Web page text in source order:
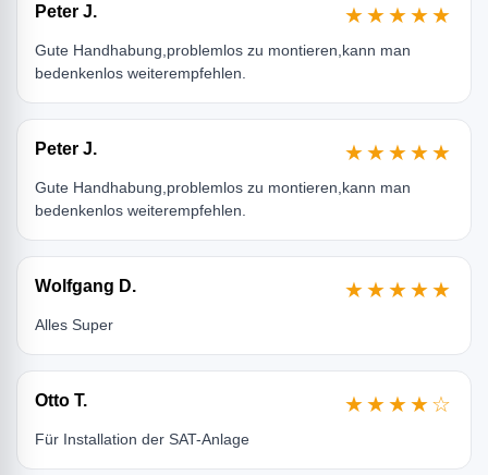
Peter J. ★★★★★
Gute Handhabung,problemlos zu montieren,kann man
bedenkenlos weiterempfehlen.
Peter J. ★★★★★
Gute Handhabung,problemlos zu montieren,kann man
bedenkenlos weiterempfehlen.
Wolfgang D. ★★★★★
Alles Super
Otto T. ★★★★☆
Für Installation der SAT-Anlage